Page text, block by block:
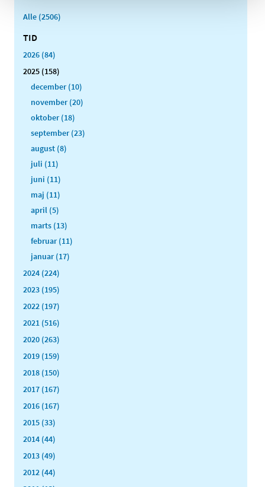
Alle (2506)
TID
2026 (84)
2025 (158)
december (10)
november (20)
oktober (18)
september (23)
august (8)
juli (11)
juni (11)
maj (11)
april (5)
marts (13)
februar (11)
januar (17)
2024 (224)
2023 (195)
2022 (197)
2021 (516)
2020 (263)
2019 (159)
2018 (150)
2017 (167)
2016 (167)
2015 (33)
2014 (44)
2013 (49)
2012 (44)